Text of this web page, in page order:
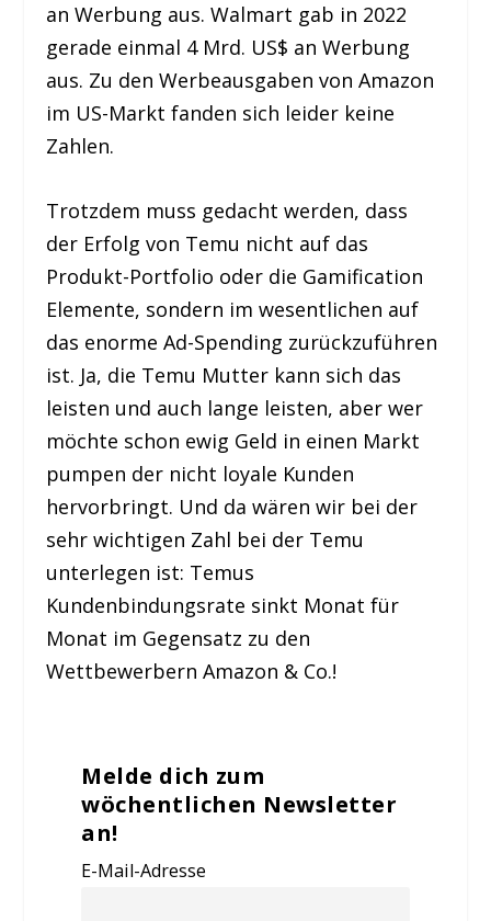
an Werbung aus. Walmart gab in 2022
gerade einmal 4 Mrd. US$ an Werbung
aus. Zu den Werbeausgaben von Amazon
im US-Markt fanden sich leider keine
Zahlen.
Trotzdem muss gedacht werden, dass
der Erfolg von Temu nicht auf das
Produkt-Portfolio oder die Gamification
Elemente, sondern im wesentlichen auf
das enorme Ad-Spending zurückzuführen
ist. Ja, die Temu Mutter kann sich das
leisten und auch lange leisten, aber wer
möchte schon ewig Geld in einen Markt
pumpen der nicht loyale Kunden
hervorbringt. Und da wären wir bei der
sehr wichtigen Zahl bei der Temu
unterlegen ist: Temus
Kundenbindungsrate sinkt Monat für
Monat im Gegensatz zu den
Wettbewerbern Amazon & Co.!
Melde dich zum
wöchentlichen Newsletter
an!
E-Mail-Adresse